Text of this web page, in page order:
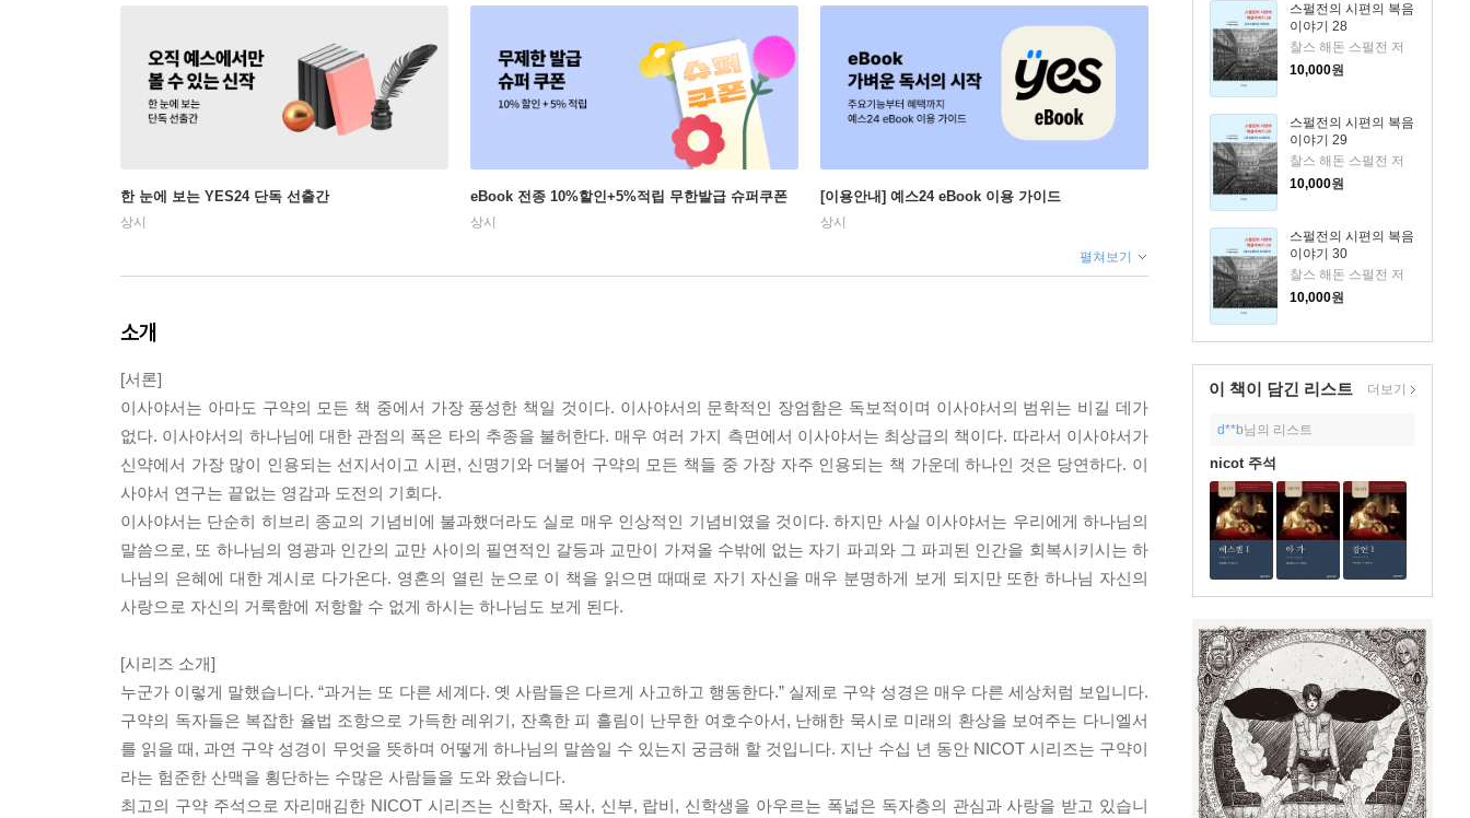
스펄전의 시편의 복음
이야기 28
찰스 해돈 스펄전 저
10,000원
스펄전의 시편의 복음
이야기 29
찰스 해돈 스펄전 저
10,000원
스펄전의 시편의 복음
이야기 30
찰스 해돈 스펄전 저
10,000원
이 책이 담긴 리스트 더보기
d**b님의 리스트
nicot 주석
한 눈에 보는 YES24 단독 선출간
상시
eBook 전종 10%할인+5%적립 무한발급 슈퍼쿠폰
상시
[이용안내] 예스24 eBook 이용 가이드
상시
펼쳐보기
소개
[서론]
이사야서는 아마도 구약의 모든 책 중에서 가장 풍성한 책일 것이다. 이사야서의 문학적인 장엄함은 독보적이며 이사야서의 범위는 비길 데가
없다. 이사야서의 하나님에 대한 관점의 폭은 타의 추종을 불허한다. 매우 여러 가지 측면에서 이사야서는 최상급의 책이다. 따라서 이사야서가
신약에서 가장 많이 인용되는 선지서이고 시편, 신명기와 더불어 구약의 모든 책들 중 가장 자주 인용되는 책 가운데 하나인 것은 당연하다. 이
사야서 연구는 끝없는 영감과 도전의 기회다.
이사야서는 단순히 히브리 종교의 기념비에 불과했더라도 실로 매우 인상적인 기념비였을 것이다. 하지만 사실 이사야서는 우리에게 하나님의
말씀으로, 또 하나님의 영광과 인간의 교만 사이의 필연적인 갈등과 교만이 가져올 수밖에 없는 자기 파괴와 그 파괴된 인간을 회복시키시는 하
나님의 은혜에 대한 계시로 다가온다. 영혼의 열린 눈으로 이 책을 읽으면 때때로 자기 자신을 매우 분명하게 보게 되지만 또한 하나님 자신의
사랑으로 자신의 거룩함에 저항할 수 없게 하시는 하나님도 보게 된다.
[시리즈 소개]
누군가 이렇게 말했습니다. “과거는 또 다른 세계다. 옛 사람들은 다르게 사고하고 행동한다.” 실제로 구약 성경은 매우 다른 세상처럼 보입니다.
구약의 독자들은 복잡한 율법 조항으로 가득한 레위기, 잔혹한 피 흘림이 난무한 여호수아서, 난해한 묵시로 미래의 환상을 보여주는 다니엘서
를 읽을 때, 과연 구약 성경이 무엇을 뜻하며 어떻게 하나님의 말씀일 수 있는지 궁금해 할 것입니다. 지난 수십 년 동안 NICOT 시리즈는 구약이
라는 험준한 산맥을 횡단하는 수많은 사람들을 도와 왔습니다.
최고의 구약 주석으로 자리매김한 NICOT 시리즈는 신학자, 목사, 신부, 랍비, 신학생을 아우르는 폭넓은 독자층의 관심과 사랑을 받고 있습니